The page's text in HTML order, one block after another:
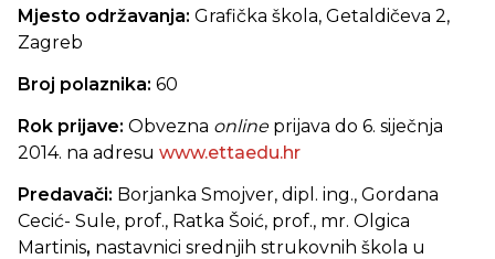
Mjesto održavanja: Grafička škola, Getaldičeva 2,
Zagreb
Broj polaznika: 60
Rok prijave: Obvezna onlineprijava do 6. siječnja
2014. na adresu www.ettaedu.hr
Predavači: Borjanka Smojver, dipl. ing., Gordana
Cecić- Sule, prof., Ratka Šoić, prof., mr. Olgica
Martinis, nastavnici srednjih strukovnih škola u